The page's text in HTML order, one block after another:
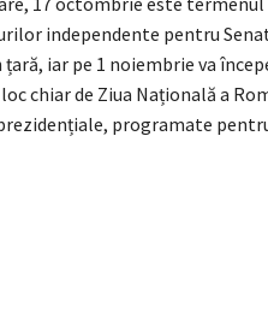
independente pentru
iar pe 1 noiembrie va
chiar de Ziua Națională a
programate